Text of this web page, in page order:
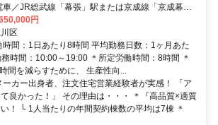
車／JR総武線「幕張」駅または京成線「京成幕
車／国道14号沿い、レクサス幕張隣り
円
区
間：1日あたり8時間 平均勤務日数：1ヶ月あた
時間：10:00～19:00 ＊所定労働時間：8時間 ＊
間を減らすために、 生産性向...
カー出身者、注文住宅営業経験者が実感！ 「ア
良かった！」 その理由は・・・ ＊『高品質×適質
！ └ 1人当たりの年間契約棟数の平均は7棟 ＊